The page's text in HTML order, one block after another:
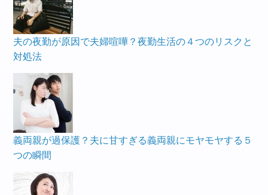
夫の夜勤が原因で夫婦喧嘩？夜勤生活の４つのリスクと
対処法
義両親が過保護？夫に甘すぎる義両親にモヤモヤする５
つの瞬間